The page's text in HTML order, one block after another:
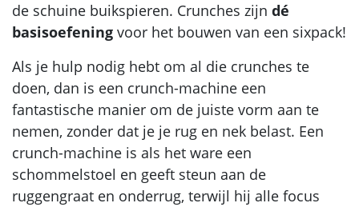
de schuine buikspieren. Crunches zijn dé
basisoefening voor het bouwen van een sixpack!
Als je hulp nodig hebt om al die crunches te
doen, dan is een crunch-machine een
fantastische manier om de juiste vorm aan te
nemen, zonder dat je je rug en nek belast. Een
crunch-machine is als het ware een
schommelstoel en geeft steun aan de
ruggengraat en onderrug, terwijl hij alle focus